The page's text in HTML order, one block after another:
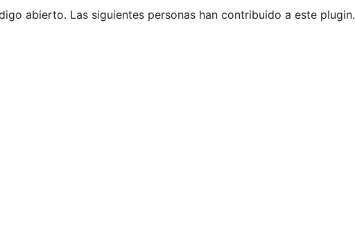
abierto. Las siguientes personas han contribuido a este plugin.